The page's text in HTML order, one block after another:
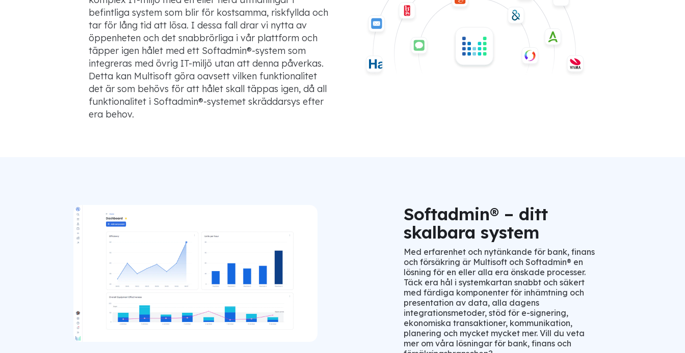
befintliga system som blir för kostsamma, riskfyllda och
tar för lång tid att lösa. I dessa fall drar vi nytta av
öppenheten och det snabbrörliga i vår plattform och
täpper igen hålet med ett Softadmin®-system som
integreras med övrig IT-miljö utan att denna påverkas.
Detta kan Multisoft göra oavsett vilken funktionalitet
det är som behövs för att hålet skall täppas igen, då all
funktionalitet i Softadmin®-systemet skräddarsys efter
era behov.
Softadmin® – ditt
skalbara system
Med erfarenhet och nytänkande för bank, finans
och försäkring är Multisoft och Softadmin® en
lösning för en eller alla era önskade processer.
Täck era hål i systemkartan snabbt och säkert
med färdiga komponenter för inhämtning och
presentation av data, alla dagens
integrationsmetoder, stöd för e-signering,
ekonomiska transaktioner, kommunikation,
planering och mycket mycket mer. Vill du veta
mer om våra lösningar för bank, finans och